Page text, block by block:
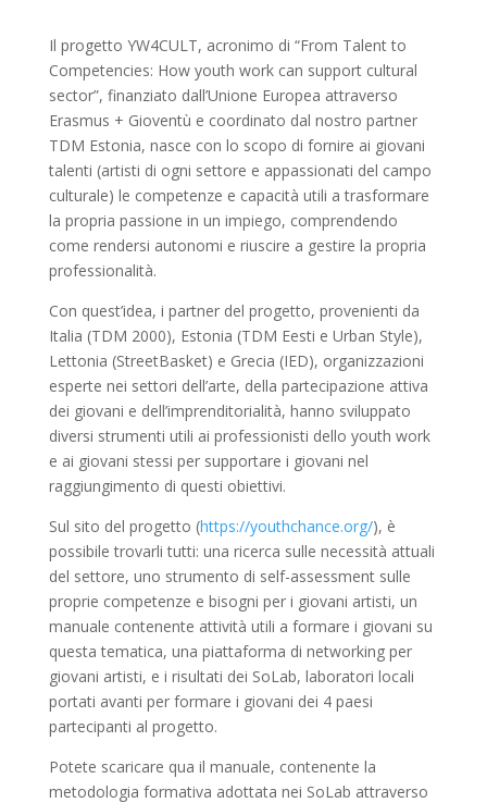
Il progetto YW4CULT, acronimo di “From Talent to
Competencies: How youth work can support cultural
sector”, finanziato dall’Unione Europea attraverso
Erasmus + Gioventù e coordinato dal nostro partner
TDM Estonia, nasce con lo scopo di fornire ai giovani
talenti (artisti di ogni settore e appassionati del campo
culturale) le competenze e capacità utili a trasformare
la propria passione in un impiego, comprendendo
come rendersi autonomi e riuscire a gestire la propria
professionalità.
Con quest’idea, i partner del progetto, provenienti da
Italia (TDM 2000), Estonia (TDM Eesti e Urban Style),
Lettonia (StreetBasket) e Grecia (IED), organizzazioni
esperte nei settori dell’arte, della partecipazione attiva
dei giovani e dell’imprenditorialità, hanno sviluppato
diversi strumenti utili ai professionisti dello youth work
e ai giovani stessi per supportare i giovani nel
raggiungimento di questi obiettivi.
Sul sito del progetto (https://youthchance.org/), è
possibile trovarli tutti: una ricerca sulle necessità attuali
del settore, uno strumento di self-assessment sulle
proprie competenze e bisogni per i giovani artisti, un
manuale contenente attività utili a formare i giovani su
questa tematica, una piattaforma di networking per
giovani artisti, e i risultati dei SoLab, laboratori locali
portati avanti per formare i giovani dei 4 paesi
partecipanti al progetto.
Potete scaricare qua il manuale, contenente la
metodologia formativa adottata nei SoLab attraverso